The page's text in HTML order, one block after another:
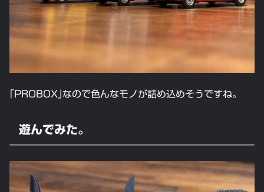
｢PROBOX｣なので色んなモノが詰め込めそうですね。
遊んでみた。